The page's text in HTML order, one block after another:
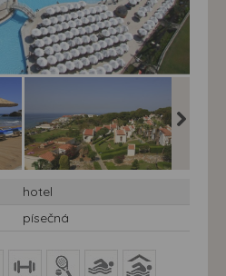
Severní Kypr, Kyrenia,
Hotel Acapulco -
bungalovy
hotel
písečná